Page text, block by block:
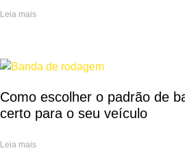
Leia mais
Como escolher o padrão de
certo para o seu veículo
Leia mais